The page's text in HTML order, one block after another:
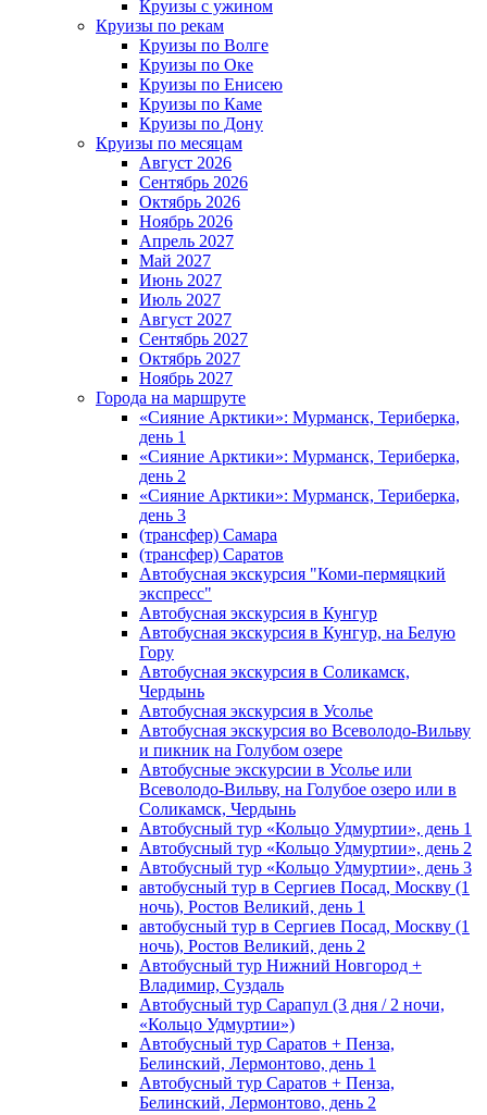
Круизы с ужином
Круизы по рекам
Круизы по Волге
Круизы по Оке
Круизы по Енисею
Круизы по Каме
Круизы по Дону
Круизы по месяцам
Август 2026
Сентябрь 2026
Октябрь 2026
Ноябрь 2026
Апрель 2027
Май 2027
Июнь 2027
Июль 2027
Август 2027
Сентябрь 2027
Октябрь 2027
Ноябрь 2027
Города на маршруте
«Сияние Арктики»: Мурманск, Териберка,
день 1
«Сияние Арктики»: Мурманск, Териберка,
день 2
«Сияние Арктики»: Мурманск, Териберка,
день 3
(трансфер) Самара
(трансфер) Саратов
Автобусная экскурсия "Коми-пермяцкий
экспресс"
Автобусная экскурсия в Кунгур
Автобусная экскурсия в Кунгур, на Белую
Гору
Автобусная экскурсия в Соликамск,
Чердынь
Автобусная экскурсия в Усолье
Автобусная экскурсия во Всеволодо-Вильву
и пикник на Голубом озере
Автобусные экскурсии в Усолье или
Всеволодо-Вильву, на Голубое озеро или в
Соликамск, Чердынь
Автобусный тур «Кольцо Удмуртии», день 1
Автобусный тур «Кольцо Удмуртии», день 2
Автобусный тур «Кольцо Удмуртии», день 3
автобусный тур в Сергиев Посад, Москву (1
ночь), Ростов Великий, день 1
автобусный тур в Сергиев Посад, Москву (1
ночь), Ростов Великий, день 2
Автобусный тур Нижний Новгород +
Владимир, Суздаль
Автобусный тур Сарапул (3 дня / 2 ночи,
«Кольцо Удмуртии»)
Автобусный тур Саратов + Пенза,
Белинский, Лермонтово, день 1
Автобусный тур Саратов + Пенза,
Белинский, Лермонтово, день 2